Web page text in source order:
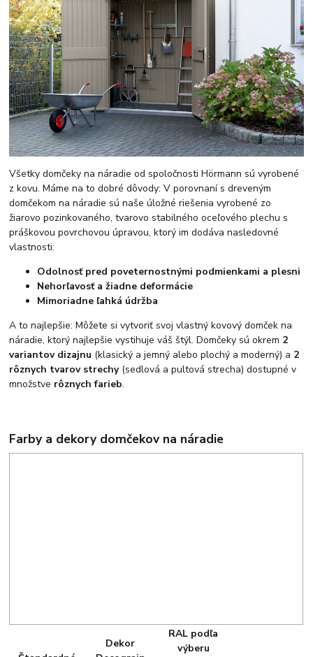
Všetky domčeky na náradie od spoločnosti Hörmann sú vyrobené
z kovu. Máme na to dobré dôvody: V porovnaní s dreveným
domčekom na náradie sú naše úložné riešenia vyrobené zo
žiarovo pozinkovaného, tvarovo stabilného oceľového plechu s
práškovou povrchovou úpravou, ktorý im dodáva nasledovné
vlastnosti:
Odolnosť pred poveternostnými podmienkami a plesni
Nehorľavosť a žiadne deformácie
Mimoriadne ľahká údržba
A to najlepšie: Môžete si vytvoriť svoj vlastný kovový domček na
náradie, ktorý najlepšie vystihuje váš štýl. Domčeky sú okrem 2
variantov dizajnu (klasický a jemný alebo plochý a moderný) a 2
rôznych tvarov strechy(sedlová a pultová strecha) dostupné v
množstve rôznych farieb.
Farby a dekory domčekov na náradie
Dekor
RAL podľa
výberu